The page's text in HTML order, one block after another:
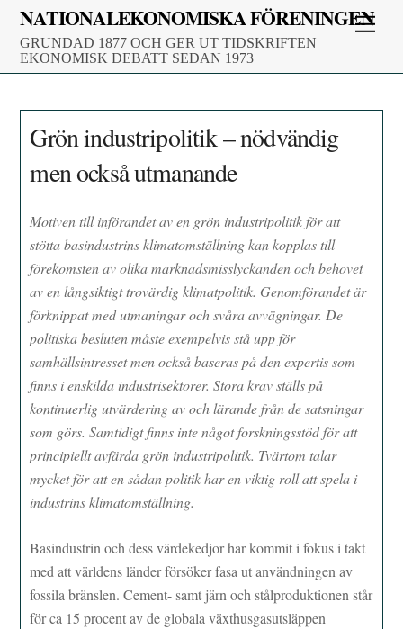
Skip
content
NATIONALEKONOMISKA FÖRENINGEN
GRUNDAD 1877 OCH GER UT TIDSKRIFTEN
EKONOMISK DEBATT SEDAN 1973
Grön industripolitik – nödvändig
men också utmanande
Motiven till införandet av en grön industripolitik för att
stötta basindustrins klimatomställning kan kopplas till
förekomsten av olika marknadsmisslyckanden och behovet
av en långsiktigt trovärdig klimatpolitik. Genomförandet är
förknippat med utmaningar och svåra avvägningar. De
politiska besluten måste exempelvis stå upp för
samhällsintresset men också baseras på den expertis som
finns i enskilda industrisektorer. Stora krav ställs på
kontinuerlig utvärdering av och lärande från de satsningar
som görs. Samtidigt finns inte något forskningsstöd för att
principiellt avfärda grön industripolitik. Tvärtom talar
mycket för att en sådan politik har en viktig roll att spela i
industrins klimatomställning.
Basindustrin och dess värdekedjor har kommit i fokus i takt
med att världens länder försöker fasa ut användningen av
fossila bränslen. Cement- samt järn och stålproduktionen står
för ca 15 procent av de globala växthusgasutsläppen